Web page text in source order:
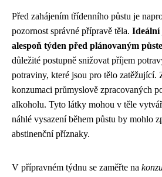
Před zahájením třídenního půstu je
pozornost správné přípravě těla. Ideální
alespoň týden před plánovaným
důležité postupně snižovat příjem
potraviny, které jsou pro tělo zatěžující.
konzumaci průmyslově zpracovaných
alkoholu. Tyto látky mohou v těle
náhlé vysazení během půstu by mohlo
abstinenční příznaky.
V přípravném týdnu se zaměřte na